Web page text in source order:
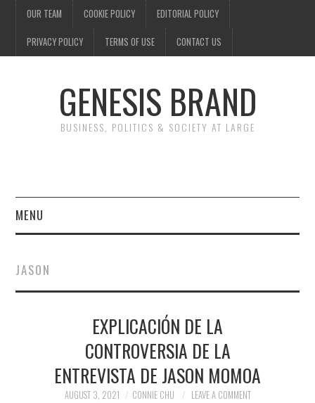
OUR TEAM COOKIE POLICY EDITORIAL POLICY
PRIVACY POLICY TERMS OF USE CONTACT US
GENESIS BRAND
BUSINESS, POLITICS & SOCIETY AT LARGE
MENU
FINANCE
SOCIETY
JASON
EXPLICACIÓN DE LA
CONTROVERSIA DE LA
ENTREVISTA DE JASON MOMOA
AUGUST 3, 2021 CONNIE CHU LEAVE A COMMENT